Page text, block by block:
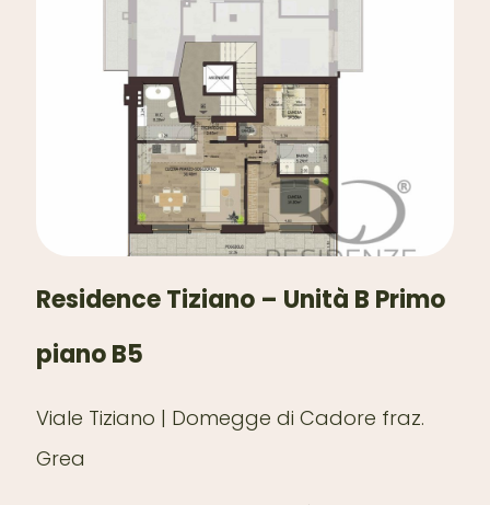
Residence Tiziano – Unità B Primo
piano B5
Viale Tiziano | Domegge di Cadore fraz.
Grea